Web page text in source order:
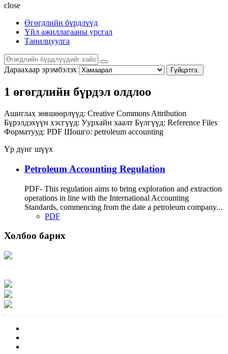
close
Өгөгдлийн бүрдлүүд
Үйл ажиллагааны урсгал
Танилцуулга
Дараахаар эрэмбэлэх Гүйцэтгэ.
1 өгөгдлийн бүрдэл олдлоо
Ашиглах зөвшөөрлүүд: Creative Commons Attribution
Бүрэлдэхүүн хэсгүүд: Уурхайн хаалт Бүлгүүд: Reference Files
Форматууд: PDF Шошго: petroleum accounting
Үр дүнг шүүх
Petroleum Accounting Regulation
PDF- This regulation aims to bring exploration and extraction
operations in line with the International Accounting
Standards, commencing from the date a petroleum company...
PDF
Холбоо барих